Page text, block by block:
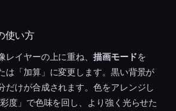
使い方
レイヤーの上に重ね、描画モードを
は「加算」に変更します。黒い背景が
だけが合成されます。色をアレンジし
度」で色味を回し、より強く光らせた